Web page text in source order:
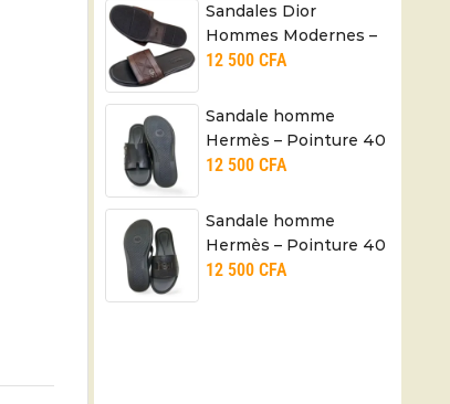
Sandales Dior
Hommes Modernes –
Pointure. 40 à 45 –
12 500CFA
Sandale homme
Hermès – Pointure 40
à 45 – Cuir – Noir
12 500CFA
Sandale homme
Hermès – Pointure 40
à 45 – Cuir – Noir
12 500CFA